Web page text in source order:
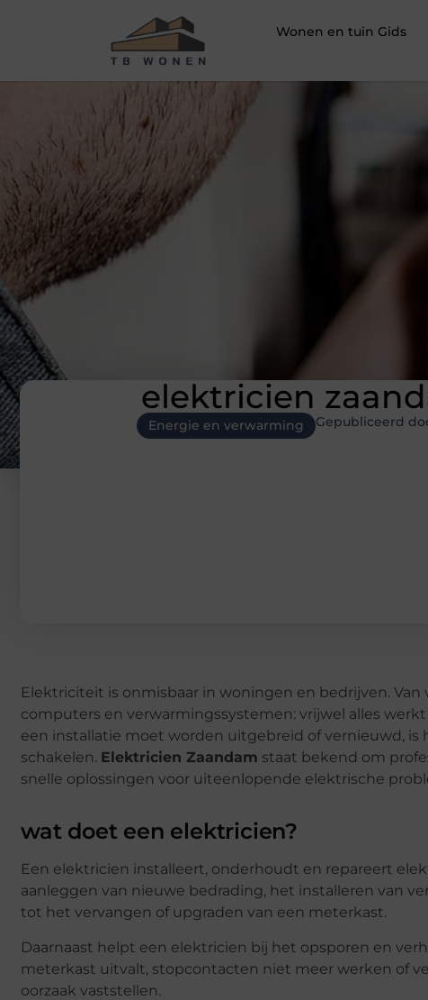
Wonen en tuin Gids
elektricien
Energie en verwarming Gepubliceerd
Elektriciteit is onmisbaar in woningen en bedrijven.
computers en verwarmingssystemen: vrijwel alles
een installatie moet worden uitgebreid of vernieuwd,
schakelen. Elektricien Zaandam staat bekend om
snelle oplossingen voor uiteenlopende elektrische
wat doet een elektricien?
Een elektricien installeert, onderhoudt en repareert
aanleggen van nieuwe bedrading, het installeren van
tot het vervangen of upgraden van een meterkast.
Daarnaast helpt een elektricien bij het opsporen en
meterkast uitvalt, stopcontacten niet meer werken of
oorzaak vaststellen.